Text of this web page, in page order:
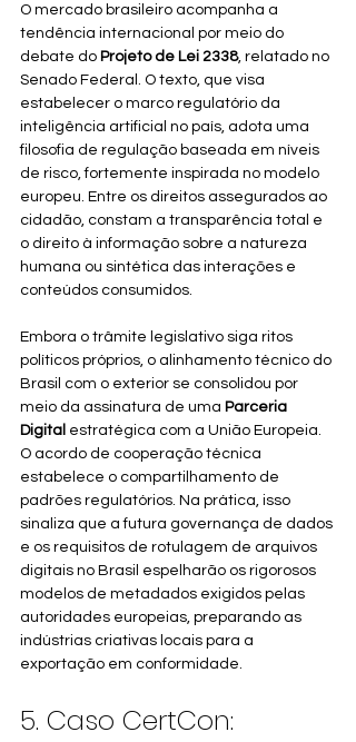
O mercado brasileiro acompanha a
tendência internacional por meio do
debate do Projeto de Lei 2338, relatado no
Senado Federal. O texto, que visa
estabelecer o marco regulatório da
inteligência artificial no país, adota uma
filosofia de regulação baseada em níveis
de risco, fortemente inspirada no modelo
europeu. Entre os direitos assegurados ao
cidadão, constam a transparência total e
o direito à informação sobre a natureza
humana ou sintética das interações e
conteúdos consumidos.
Embora o trâmite legislativo siga ritos
políticos próprios, o alinhamento técnico do
Brasil com o exterior se consolidou por
meio da assinatura de uma Parceria
Digital estratégica com a União Europeia.
O acordo de cooperação técnica
estabelece o compartilhamento de
padrões regulatórios. Na prática, isso
sinaliza que a futura governança de dados
e os requisitos de rotulagem de arquivos
digitais no Brasil espelharão os rigorosos
modelos de metadados exigidos pelas
autoridades europeias, preparando as
indústrias criativas locais para a
exportação em conformidade.
5. Caso CertCon: